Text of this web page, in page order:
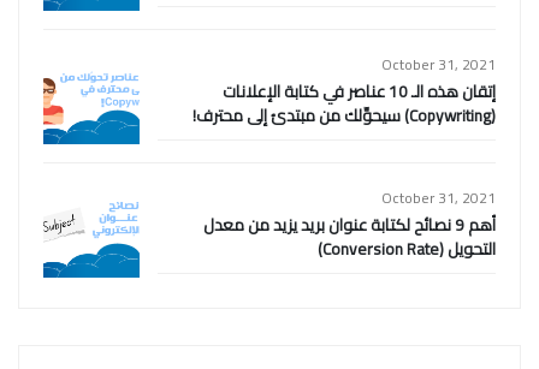
October 31, 2021
إتقان هذه الـ 10 عناصر في كتابة الإعلانات
(Copywriting) سيحوِّلك من مبتدئ إلى محترف!
October 31, 2021
أهم 9 نصائح لكتابة عنوان بريد يزيد من معدل
التحويل (Conversion Rate)